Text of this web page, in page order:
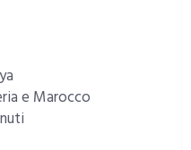
e Marocco